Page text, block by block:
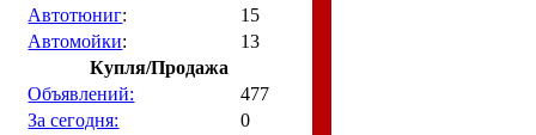
Автотюниг:
15
Автомойки:
13
Купля/Продажа
Объявлений:
477
За сегодня:
0